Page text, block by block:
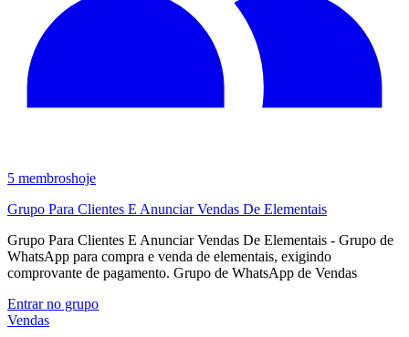
5 membroshoje
Grupo Para Clientes E Anunciar Vendas De Elementais
Grupo Para Clientes E Anunciar Vendas De Elementais - Grupo de
WhatsApp para compra e venda de elementais, exigindo
comprovante de pagamento. Grupo de WhatsApp de Vendas
Entrar no grupo
Vendas